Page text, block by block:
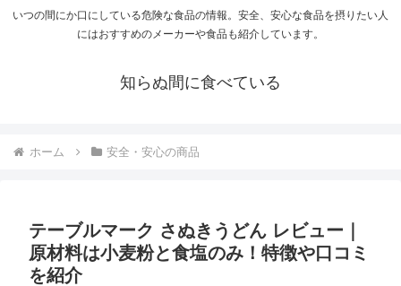
いつの間にか口にしている危険な食品の情報。安全、安心な食品を摂りたい人
にはおすすめのメーカーや食品も紹介しています。
知らぬ間に食べている
ホーム 安全・安心の商品
テーブルマーク さぬきうどん レビュー｜
原材料は小麦粉と食塩のみ！特徴や口コミ
を紹介